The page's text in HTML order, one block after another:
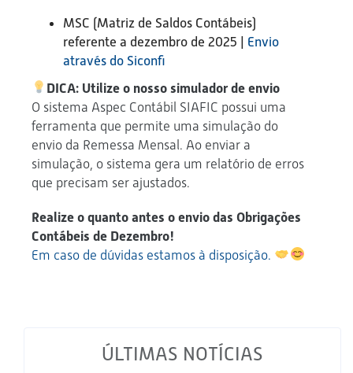
MSC (Matriz de Saldos Contábeis)
referente a dezembro de 2025 | Envio
através do Siconfi
DICA: Utilize o nosso simulador de envio
O sistema Aspec Contábil SIAFIC possui uma
ferramenta que permite uma simulação do
envio da Remessa Mensal. Ao enviar a
simulação, o sistema gera um relatório de erros
que precisam ser ajustados.
Realize o quanto antes o envio das Obrigações
Contábeis de Dezembro!
Em caso de dúvidas estamos à disposição.
ÚLTIMAS NOTÍCIAS